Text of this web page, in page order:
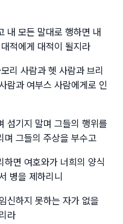
내 모든 말대로 행하면 내
적에게 대적이 될지라
리 사람과 헷 사람과 브리
람과 여부스 사람에게로 인
섬기지 말며 그들의 행위를
며 그들의 주상을 부수고
하면 여호와가 너희의 양식
병을 제하리니
신하지 못하는 자가 없을
라